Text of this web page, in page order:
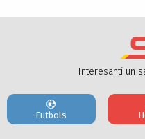
Interesanti un
Futbols